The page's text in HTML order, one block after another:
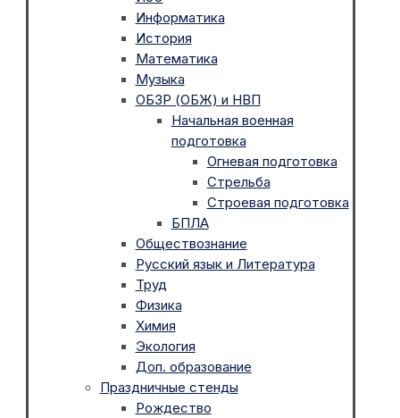
Информатика
История
Математика
Музыка
ОБЗР (ОБЖ) и НВП
Начальная военная
подготовка
Огневая подготовка
Стрельба
Строевая подготовка
БПЛА
Обществознание
Русский язык и Литература
Труд
Физика
Химия
Экология
Доп. образование
Праздничные стенды
Рождество